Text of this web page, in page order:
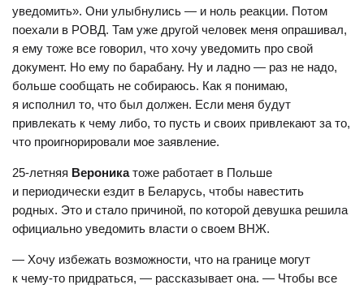
уведомить». Они улыбнулись — и ноль реакции. Потом
поехали в РОВД. Там уже другой человек меня опрашивал,
я ему тоже все говорил, что хочу уведомить про свой
документ. Но ему по барабану. Ну и ладно — раз не надо,
больше сообщать не собираюсь. Как я понимаю,
я исполнил то, что был должен. Если меня будут
привлекать к чему либо, то пусть и своих привлекают за то,
что проигнорировали мое заявление.
25-летняя Вероникатоже работает в Польше
и периодически ездит в Беларусь, чтобы навестить
родных. Это и стало причиной, по которой девушка решила
официально уведомить власти о своем ВНЖ.
— Хочу избежать возможности, что на границе могут
к чему-то придраться, — рассказывает она. — Чтобы все